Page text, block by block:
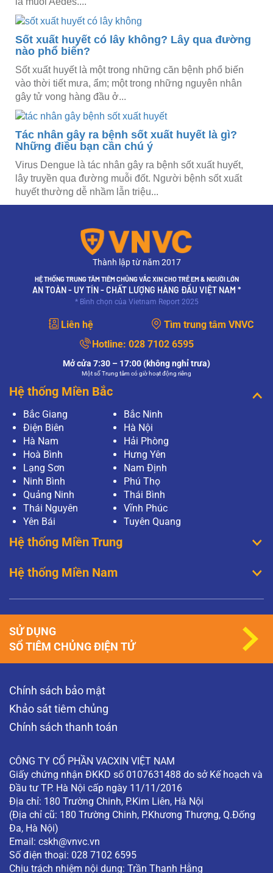
Sốt xuất huyết có lây không? Lây qua đường
nào phổ biến?
Sốt xuất huyết là một trong những căn bệnh phổ biến
vào thời tiết mưa, ẩm; một trong những nguyên nhân
gây tử vong hàng đầu ở...
Tác nhân gây ra bệnh sốt xuất huyết là gì?
Những điều bạn cần chú ý
Virus Dengue là tác nhân gây ra bệnh sốt xuất huyết,
lây truyền qua đường muỗi đốt. Người bệnh sốt xuất
huyết thường dễ nhầm lẫn triệu...
Thành lập từ năm 2017
HỆ THỐNG TRUNG TÂM TIÊM CHỦNG VẮC XIN CHO TRẺ EM & NGƯỜI LỚN
AN TOÀN - UY TÍN - CHẤT LƯỢNG HÀNG ĐẦU VIỆT NAM *
* Bình chọn của Vietnam Report 2025
Liên hệ
Tìm trung tâm VNVC
Hotline: 028 7102 6595
Mở cửa 7:30 – 17:00 (không nghỉ trưa)
Một số Trung tâm có giờ hoạt động riêng
Hệ thống Miền Bắc
Bắc Giang
Bắc Ninh
Điện Biên
Hà Nội
Hà Nam
Hải Phòng
Hoà Bình
Hưng Yên
Lạng Sơn
Nam Định
Ninh Bình
Phú Thọ
Quảng Ninh
Thái Bình
Thái Nguyên
Vĩnh Phúc
Yên Bái
Tuyên Quang
Hệ thống Miền Trung
Hệ thống Miền Nam
Chính sách bảo mật
Khảo sát tiêm chủng
Chính sách thanh toán
CÔNG TY CỔ PHẦN VACXIN VIỆT NAM
Giấy chứng nhận ĐKKD số 0107631488 do sở Kế hoạch và
Đầu tư TP. Hà Nội cấp ngày 11/11/2016
Địa chỉ: 180 Trường Chinh, P.Kim Liên, Hà Nội
(Địa chỉ cũ: 180 Trường Chinh, P.Khương Thượng, Q.Đống
Đa, Hà Nội)
Email: cskh@vnvc.vn
Số điện thoại: 028 7102 6595
Chịu trách nhiệm nội dung: Trần Thanh Hằng
SỬ DỤNG
SỔ TIÊM CHỦNG ĐIỆN TỬ